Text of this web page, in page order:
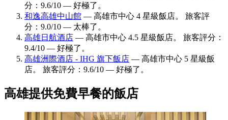
分：9.6/10 — 好極了。
和逸高雄中山館 — 高雄市中心 4 星級飯店。 旅客評
分：9.0/10 — 太棒了。
高雄日航酒店 — 高雄市中心 4.5 星級飯店。 旅客評分：
9.4/10 — 好極了。
高雄洲際酒店 - IHG 旗下飯店 — 高雄市中心 5 星級飯
店。 旅客評分：9.6/10 — 好極了。
高雄提供免費早餐的飯店